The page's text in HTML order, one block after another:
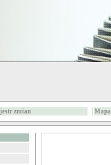
zmian